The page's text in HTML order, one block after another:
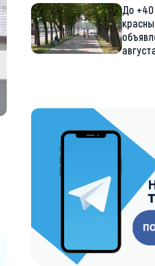
До +40
https://t.me/minskctvby